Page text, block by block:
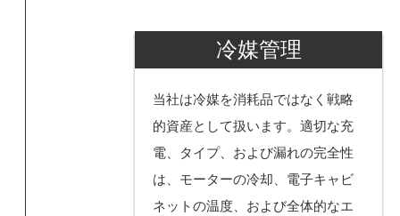
冷媒管理
当社は冷媒を消耗品ではなく戦略
的資産として扱います。適切な充
電、タイプ、および漏れの完全性
は、モーターの冷却、電子キャビ
ネットの温度、および全体的なエ